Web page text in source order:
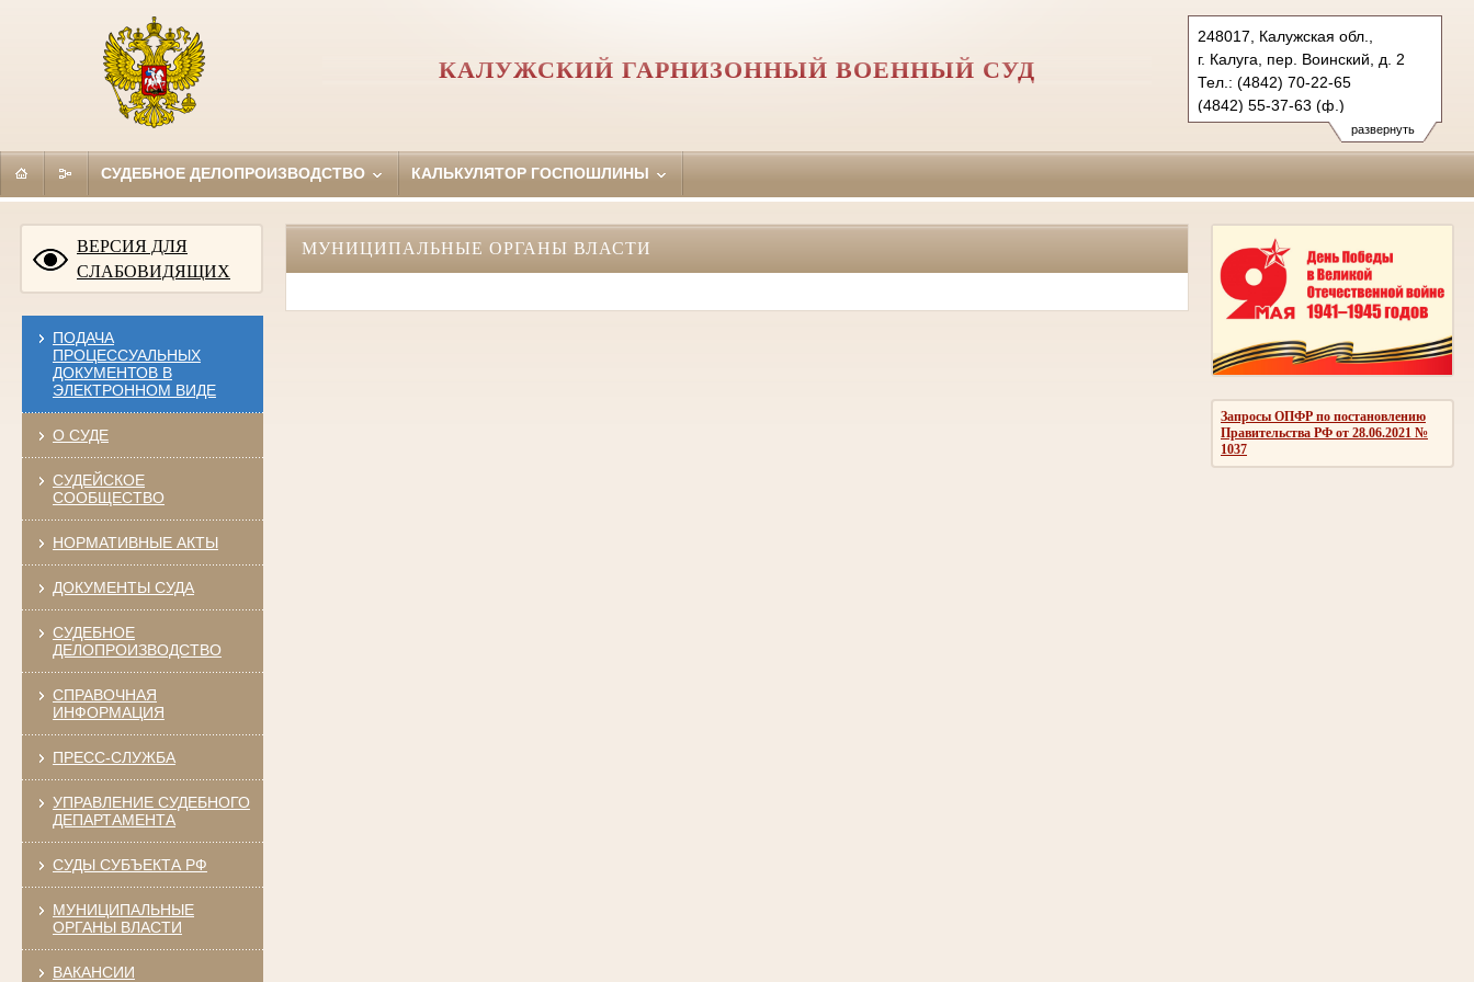
развернуть
248017, Калужская обл.,
г. Калуга, пер. Воинский, д. 2
Тел.: (4842) 70-22-65
(4842) 55-37-63 (ф.)
kgvs.klg@sudrf.ru
КАЛУЖСКИЙ ГАРНИЗОННЫЙ ВОЕННЫЙ СУД
СУДЕБНОЕ ДЕЛОПРОИЗВОДСТВО КАЛЬКУЛЯТОР ГОСПОШЛИНЫ
ВЕРСИЯ ДЛЯ
СЛАБОВИДЯЩИХ
ПОДАЧА
ПРОЦЕССУАЛЬНЫХ
ДОКУМЕНТОВ В
ЭЛЕКТРОННОМ ВИДЕ
О СУДЕ
СУДЕЙСКОЕ
СООБЩЕСТВО
НОРМАТИВНЫЕ АКТЫ
ДОКУМЕНТЫ СУДА
СУДЕБНОЕ
ДЕЛОПРОИЗВОДСТВО
СПРАВОЧНАЯ
ИНФОРМАЦИЯ
ПРЕСС-СЛУЖБА
УПРАВЛЕНИЕ СУДЕБНОГО
ДЕПАРТАМЕНТА
СУДЫ СУБЪЕКТА РФ
МУНИЦИПАЛЬНЫЕ
ОРГАНЫ ВЛАСТИ
ВАКАНСИИ
Запросы ОПФР по постановлению
Правительства РФ от 28.06.2021 №
1037
МУНИЦИПАЛЬНЫЕ ОРГАНЫ ВЛАСТИ